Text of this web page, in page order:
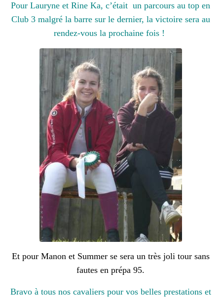
Pour Lauryne et Rine Ka, c’était un parcours au top en
Club 3 malgré la barre sur le dernier, la victoire sera au
rendez-vous la prochaine fois !
Et pour Manon et Summer se sera un très joli tour sans
fautes en prépa 95.
Bravo à tous nos cavaliers pour vos belles prestations et